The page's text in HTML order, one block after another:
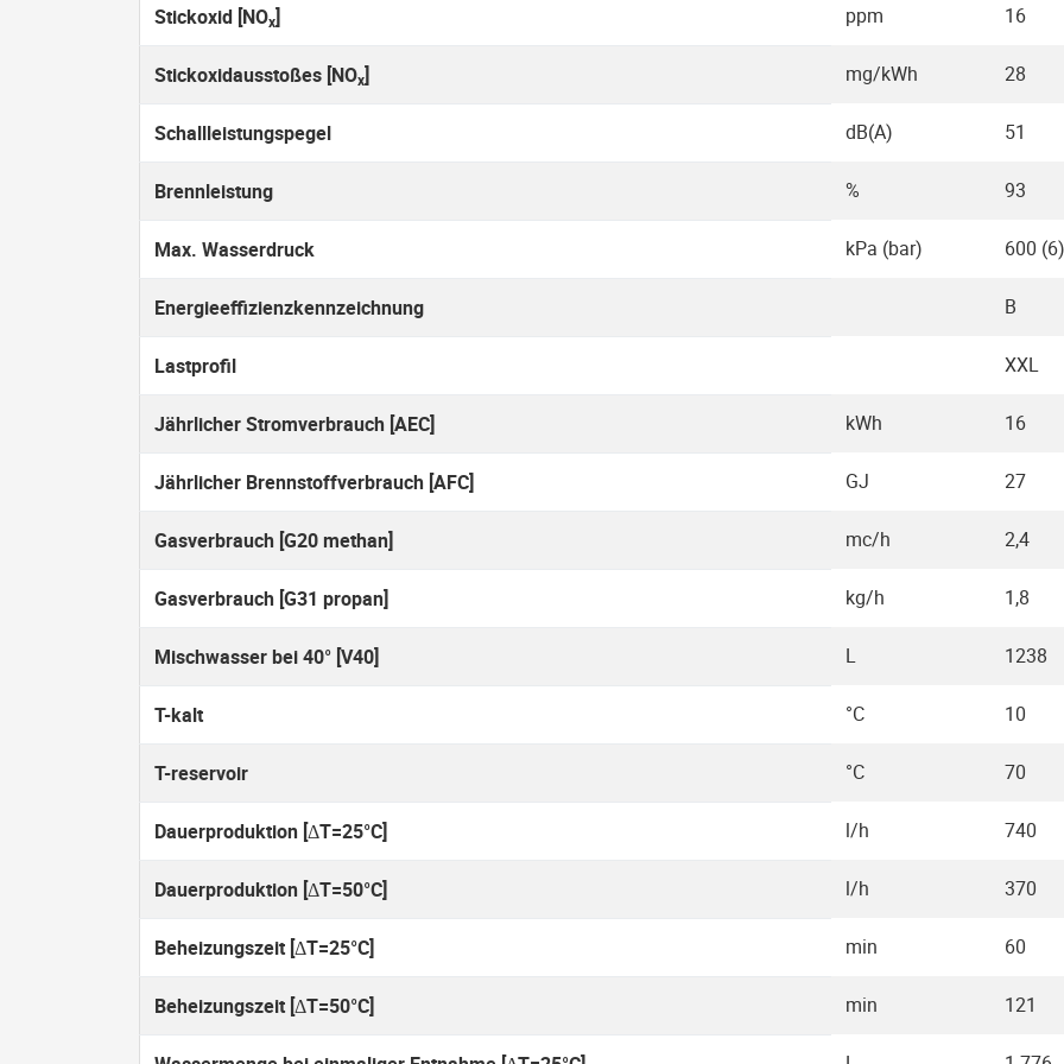
Stickoxid [NOx] ppm 16
Stickoxidausstoßes [NOx] mg/kWh 28
Schallleistungspegel dB(A) 51
Brennleistung % 93
Max. Wasserdruck kPa (bar) 600 (6)
Energieeffizienzkennzeichnung B
Lastprofil XXL
Jährlicher Stromverbrauch [AEC] kWh 16
Jährlicher Brennstoffverbrauch [AFC] GJ 27
Gasverbrauch [G20 methan] mc/h 2,4
Gasverbrauch [G31 propan] kg/h 1,8
Mischwasser bei 40° [V40] L 1238
T-kalt °C 10
T-reservoir °C 70
Dauerproduktion [ΔT=25°C] l/h 740
Dauerproduktion [ΔT=50°C] l/h 370
Beheizungszeit [ΔT=25°C] min 60
Beheizungszeit [ΔT=50°C] min 121